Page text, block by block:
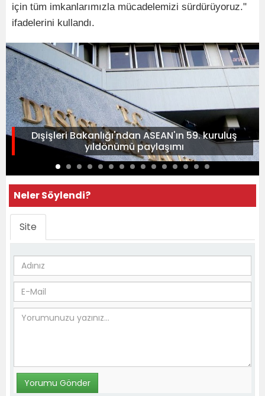
için tüm imkanlarımızla mücadelemizi sürdürüyoruz."
ifadelerini kullandı.
Dışişleri Bakanlığı'ndan ASEAN'ın 59. kuruluş
yıldönümü paylaşımı
Neler Söylendi?
Site